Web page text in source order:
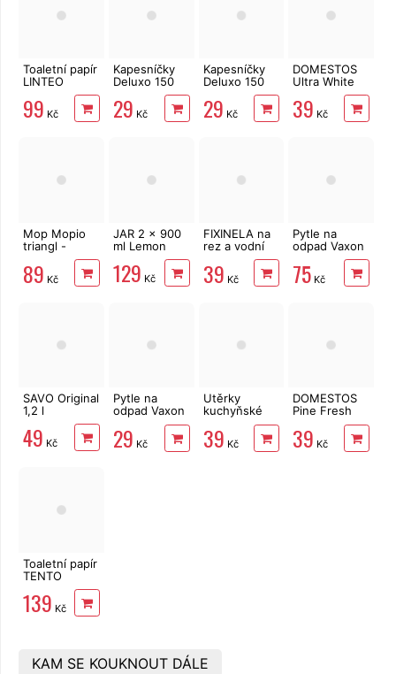
Toaletní papír
LINTEO
3vrstvý 16
rolí, 240 m
99 Kč
Kapesníčky
Deluxo 150
ks 3vrstvé v
krabičce,
šedé květy
29 Kč
Kapesníčky
Deluxo 150
ks 3vrstvé v
krabičce,
zvířátka
29 Kč
DOMESTOS
Ultra White
39 Kč
Mop Mopio
triangl -
náhrada
89 Kč
JAR 2 x 900
ml Lemon
129 Kč
FIXINELA na
rez a vodní
kámen 500
ml
39 Kč
Pytle na
odpad Vaxon
60l, 50ks,
15µm, s uchy,
modré
75 Kč
SAVO Original
1,2 l
49 Kč
Pytle na
odpad Vaxon
60l, 20ks,
13µm, vázací,
fialové,
29 Kč
Utěrky
kuchyňské
Clean
2vrstvé, 4
39 Kč
DOMESTOS
Pine Fresh
39 Kč
Toaletní papír
TENTO
Delicate
3vrstvý 24
139 Kč
KAM SE KOUKNOUT DÁLE